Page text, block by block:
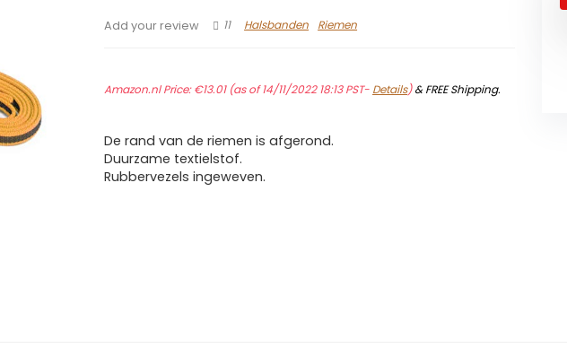
Add your review 11 Halsbanden Riemen
Amazon.nl Price:€13.01(as of 14/11/2022 18:13 PST- Details)&FREE Shipping.
De rand van de riemen is afgerond.
Duurzame textielstof.
Rubbervezels ingeweven.